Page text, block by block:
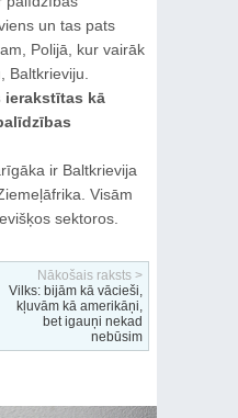
un tas pats
Polijā, kur vairāk
Baltkrieviju.
ierakstītas kā
ir Baltkrievija
Visām
sektoros.
Nākošais raksts >
Vilks: bijām kā vācieši,
kļuvām kā amerikāņi,
bet igauņi nekad
nebūsim